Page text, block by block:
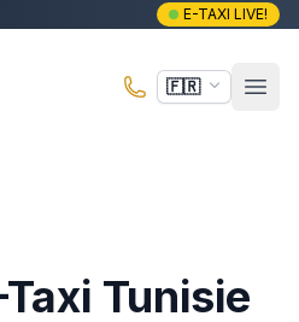
E-TAXI LIVE!
🇫🇷
Tunisie